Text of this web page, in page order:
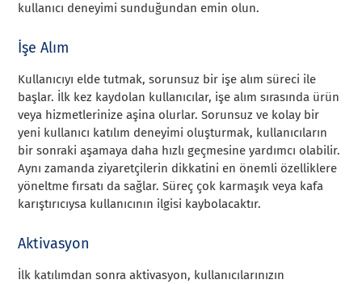
kullanıcı deneyimi sunduğundan emin olun.
İşe Alım
Kullanıcıyı elde tutmak, sorunsuz bir işe alım süreci ile
başlar. İlk kez kaydolan kullanıcılar, işe alım sırasında ürün
veya hizmetlerinize aşina olurlar. Sorunsuz ve kolay bir
yeni kullanıcı katılım deneyimi oluşturmak, kullanıcıların
bir sonraki aşamaya daha hızlı geçmesine yardımcı olabilir.
Aynı zamanda ziyaretçilerin dikkatini en önemli özelliklere
yöneltme fırsatı da sağlar. Süreç çok karmaşık veya kafa
karıştırıcıysa kullanıcının ilgisi kaybolacaktır.
Aktivasyon
İlk katılımdan sonra aktivasyon, kullanıcılarınızın